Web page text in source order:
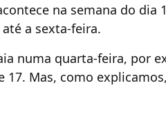
na semana do dia
a sexta-feira.
numa quarta-feira, por
17. Mas, como